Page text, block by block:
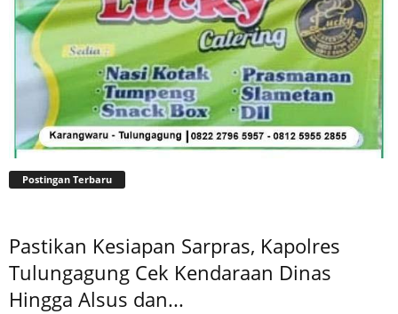
Postingan Terbaru
Pastikan Kesiapan Sarpras, Kapolres
Tulungagung Cek Kendaraan Dinas
Hingga Alsus dan...